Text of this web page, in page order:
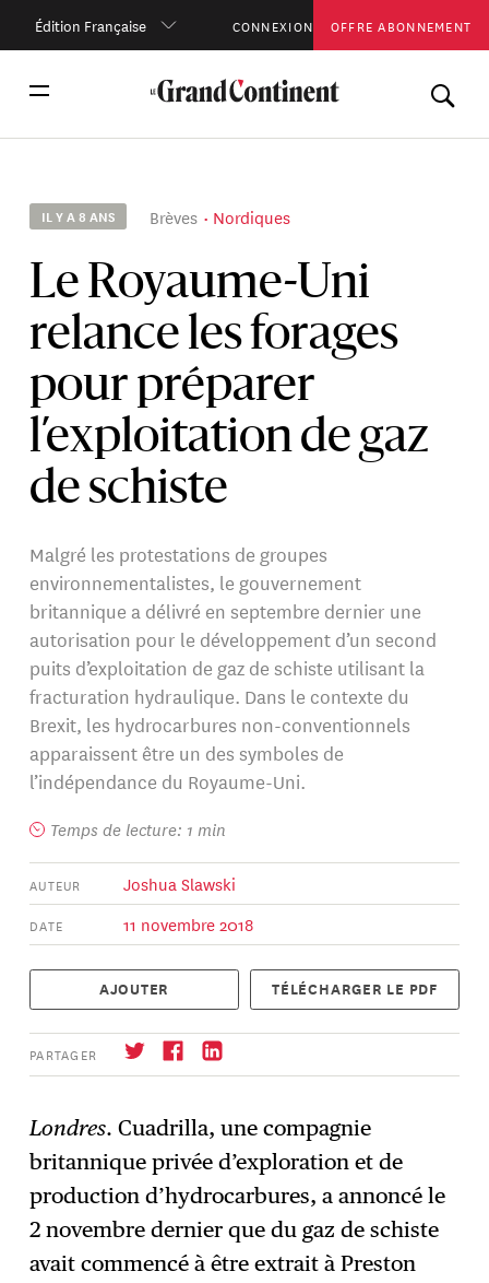
Édition Française CONNEXION OFFRE ABONNEMENT
IL Y A 8 ANS Brèves Nordiques
Le Royaume-Uni
relance les forages
pour préparer
l’exploitation de gaz
de schiste
Malgré les protestations de groupes
environnementalistes, le gouvernement
britannique a délivré en septembre dernier une
autorisation pour le développement d’un second
puits d’exploitation de gaz de schiste utilisant la
fracturation hydraulique. Dans le contexte du
Brexit, les hydrocarbures non-conventionnels
apparaissent être un des symboles de
l’indépendance du Royaume-Uni.
Temps de lecture: 1 min
AUTEUR Joshua Slawski
DATE 11 novembre 2018
AJOUTER TÉLÉCHARGER LE PDF
PARTAGER
→ S'abonner
Londres. Cuadrilla, une compagnie
britannique privée d’exploration et de
production d’hydrocarbures, a annoncé le
2 novembre dernier que du gaz de schiste
avait commencé à être extrait à Preston